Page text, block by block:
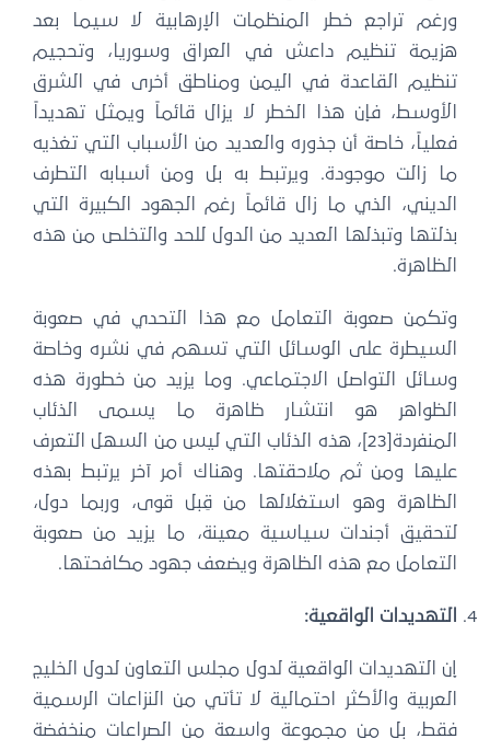
تراجع خطر المنظمات الإرهابية لا سيما بعد
تنظيم داعش في العراق وسوريا، وتحجيم
القاعدة في اليمن ومناطق أخرى في الشرق
فإن هذا الخطر لا يزال قائماً ويمثل تهديداً
خاصة أن جذوره والعديد من الأسباب التي تغذيه
زالت موجودة. ويرتبط به بل ومن أسبابه التطرف
الذي ما زال قائماً رغم الجهود الكبيرة التي
وتبذلها العديد من الدول للحد والتخلص من هذه
صعوبة التعامل مع هذا التحدي في صعوبة
على الوسائل التي تسهم في نشره وخاصة
التواصل الاجتماعي. وما يزيد من خطورة هذه
هو انتشار ظاهرة ما يسمى الذئاب
المنفردة[23]، هذه الذئاب التي ليس من السهل التعرف
ومن ثم ملاحقتها. وهناك أمر آخر يرتبط بهذه
وهو استغلالها من قِبل قوى، وربما دول،
أجندات سياسية معينة، ما يزيد من صعوبة
مع هذه الظاهرة ويضعف جهود مكافحتها.
الواقعية:
التهديدات الواقعية لدول مجلس التعاون لدول الخليج
والأكثر احتمالية لا تأتي من النزاعات الرسمية
بل من مجموعة واسعة من الصراعات منخفضة